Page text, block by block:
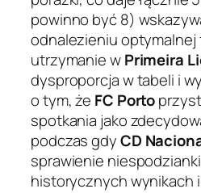
powinno być 8)
odnalezieniu optymalnej
utrzymanie wPrimeira
dysproporcja w tabeli i
o tym, że FC Porto
spotkania jako
podczas gdyCD
sprawienie
historycznych wynikach